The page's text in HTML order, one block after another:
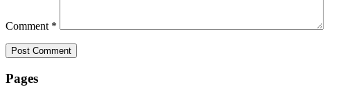
Comment *
Pages